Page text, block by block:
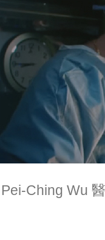
Ching Wu